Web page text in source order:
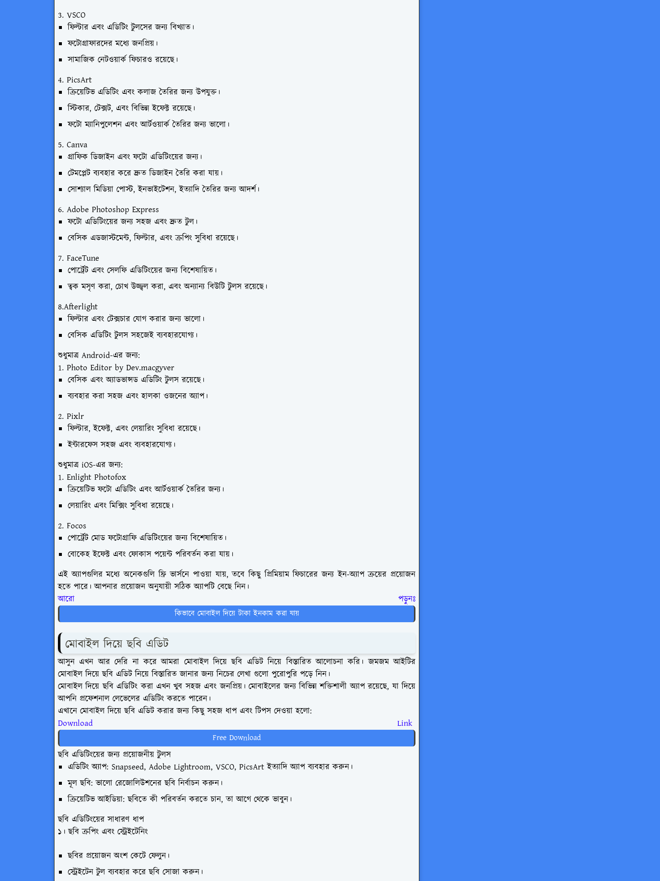
3. VSCO
ফিল্টার এবং এডিটিং টুলসের জন্য বিখ্যাত।
ফটোগ্রাফারদের মধ্যে জনপ্রিয়।
সামাজিক নেটওয়ার্ক ফিচারও রয়েছে।
4. PicsArt
ক্রিয়েটিভ এডিটিং এবং কলাজ তৈরির জন্য উপযুক্ত।
স্টিকার, টেক্সট, এবং বিভিন্ন ইফেক্ট রয়েছে।
ফটো ম্যানিপুলেশন এবং আর্টওয়ার্ক তৈরির জন্য ভালো।
5. Canva
গ্রাফিক ডিজাইন এবং ফটো এডিটিংয়ের জন্য।
টেমপ্লেট ব্যবহার করে দ্রুত ডিজাইন তৈরি করা যায়।
সোশ্যাল মিডিয়া পোস্ট, ইনভাইটেশন, ইত্যাদি তৈরির জন্য আদর্শ।
6. Adobe Photoshop Express
ফটো এডিটিংয়ের জন্য সহজ এবং দ্রুত টুল।
বেসিক এডজাস্টমেন্ট, ফিল্টার, এবং ক্রপিং সুবিধা রয়েছে।
7. FaceTune
পোর্ট্রেট এবং সেলফি এডিটিংয়ের জন্য বিশেষায়িত।
ত্বক মসৃণ করা, চোখ উজ্জ্বল করা, এবং অন্যান্য বিউটি টুলস রয়েছে।
8.Afterlight
ফিল্টার এবং টেক্সচার যোগ করার জন্য ভালো।
বেসিক এডিটিং টুলস সহজেই ব্যবহারযোগ্য।
শুধুমাত্র Android-এর জন্য:
1. Photo Editor by Dev.macgyver
বেসিক এবং অ্যাডভান্সড এডিটিং টুলস রয়েছে।
ব্যবহার করা সহজ এবং হালকা ওজনের অ্যাপ।
2. Pixlr
ফিল্টার, ইফেক্ট, এবং লেয়ারিং সুবিধা রয়েছে।
ইন্টারফেস সহজ এবং ব্যবহারযোগ্য।
শুধুমাত্র iOS-এর জন্য:
1. Enlight Photofox
ক্রিয়েটিভ ফটো এডিটিং এবং আর্টওয়ার্ক তৈরির জন্য।
লেয়ারিং এবং মিক্সিং সুবিধা রয়েছে।
2. Focos
পোর্ট্রেট মোড ফটোগ্রাফি এডিটিংয়ের জন্য বিশেষায়িত।
বোকেহ ইফেক্ট এবং ফোকাস পয়েন্ট পরিবর্তন করা যায়।
এই অ্যাপগুলির মধ্যে অনেকগুলি ফ্রি ভার্সনে পাওয়া যায়, তবে কিছু প্রিমিয়াম ফিচারের জন্য ইন-অ্যাপ ক্রয়ের প্রয়োজন
হতে পারে। আপনার প্রয়োজন অনুযায়ী সঠিক অ্যাপটি বেছে নিন।
আরো পড়ুনঃ
কিভাবে মোবাইল দিয়ে টাকা ইনকাম করা যায়
মোবাইল দিয়ে ছবি এডিট
আসুন এখন আর দেরি না করে আমরা মোবাইল দিয়ে ছবি এডিট নিয়ে বিস্তারিত আলোচনা করি। জমজম আইটির
মোবাইল দিয়ে ছবি এডিট নিয়ে বিস্তারিত জানার জন্য নিচের লেখা গুলো পুরোপুরি পড়ে নিন।
মোবাইল দিয়ে ছবি এডিটিং করা এখন খুব সহজ এবং জনপ্রিয়। মোবাইলের জন্য বিভিন্ন শক্তিশালী অ্যাপ রয়েছে, যা দিয়ে
আপনি প্রফেশনাল লেভেলের এডিটিং করতে পারেন।
এখানে মোবাইল দিয়ে ছবি এডিট করার জন্য কিছু সহজ ধাপ এবং টিপস দেওয়া হলো:
Download Link
Free Download
ছবি এডিটিংয়ের জন্য প্রয়োজনীয় টুলস
এডিটিং অ্যাপ: Snapseed, Adobe Lightroom, VSCO, PicsArt ইত্যাদি অ্যাপ ব্যবহার করুন।
মূল ছবি:ভালো রেজোলিউশনের ছবি নির্বাচন করুন।
ক্রিয়েটিভ আইডিয়া: ছবিতে কী পরিবর্তন করতে চান, তা আগে থেকে ভাবুন।
ছবি এডিটিংয়ের সাধারণ ধাপ
১। ছবি ক্রপিং এবং স্ট্রেইটেনিং
ছবির প্রয়োজন অংশ কেটে ফেলুন।
স্ট্রেইটেন টুল ব্যবহার করে ছবি সোজা করুন।